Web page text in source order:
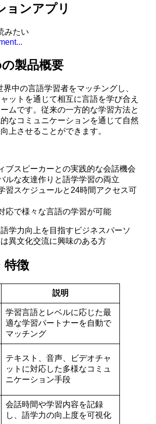
ョンアプリ
みたい
製品概要
中の言語学習者をマッチングし、
ットを通じて相互に言語を学び合え
ムです。従来の一方的な学習方法と
なコミュニケーションを通じて自然
上させることができます。
ブスピーカーとの実践的な会話機会
ルな友達作りと語学学習の両立
習スケジュールと24時間アクセス可
応で様々な言語の学習が可能
学力向上を目指すビジネスパーソ
異文化交流に興味のある方
特徴
説明
学習言語とレベルに応じた最
適な学習パートナーを自動で
マッチング
テキスト、音声、ビデオチャ
ットに対応した多様なコミュ
ニケーション手段
会話時間や学習内容を記録
し、語学力の向上度を可視化